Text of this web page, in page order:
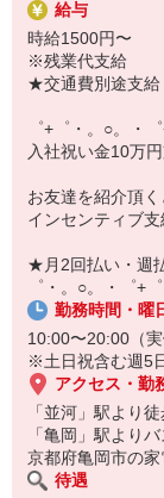
▼営業・販売
法人営業・アパ
▼人気案件も多数♪
短期・期間限定
上場/優良/大手企
【スマホ面接実施
￣￣￣￣￣￣￣￣￣
自宅に居ながらス
オンライン面談な
即日登録もOK♪
気になった方はお
給与
時給1500円〜
※残業代支給
★交通費別途支給
゜+゜・。○。・
入社祝い金10万
お友達を紹介頂く
インセンティブ
★月2回払い・週
゜・。○。・゜+
勤務時間・曜
10:00〜20:00（実
※土日祝含む週5
アクセス・勤
「並河」駅より
「亀岡」駅より
京都府亀岡市の
待遇